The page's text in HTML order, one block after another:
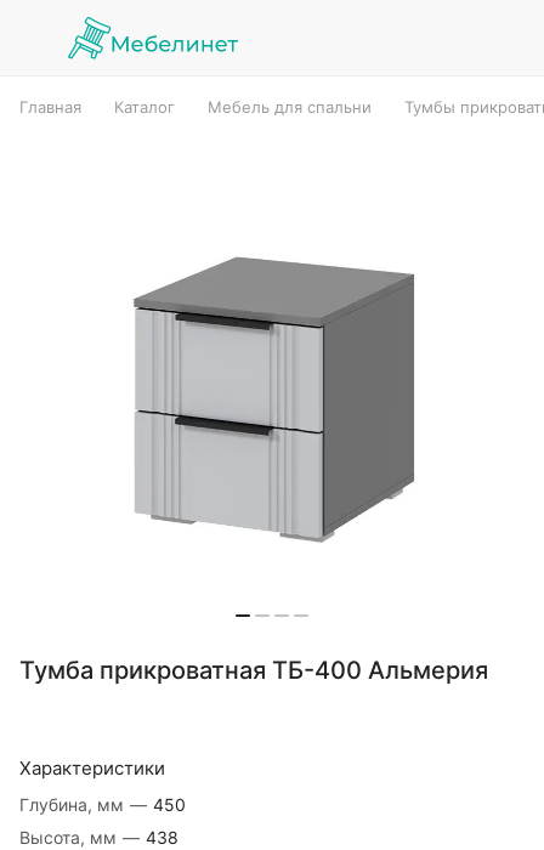
Главная Каталог Мебель для спальни Тумбы
Тумба прикроватная ТБ-400 Альмерия
Характеристики
Глубина, мм — 450
Высота, мм — 438